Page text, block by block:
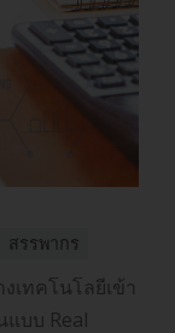
สรรพากร
เทคโนโลยีเข้า
บบ Real